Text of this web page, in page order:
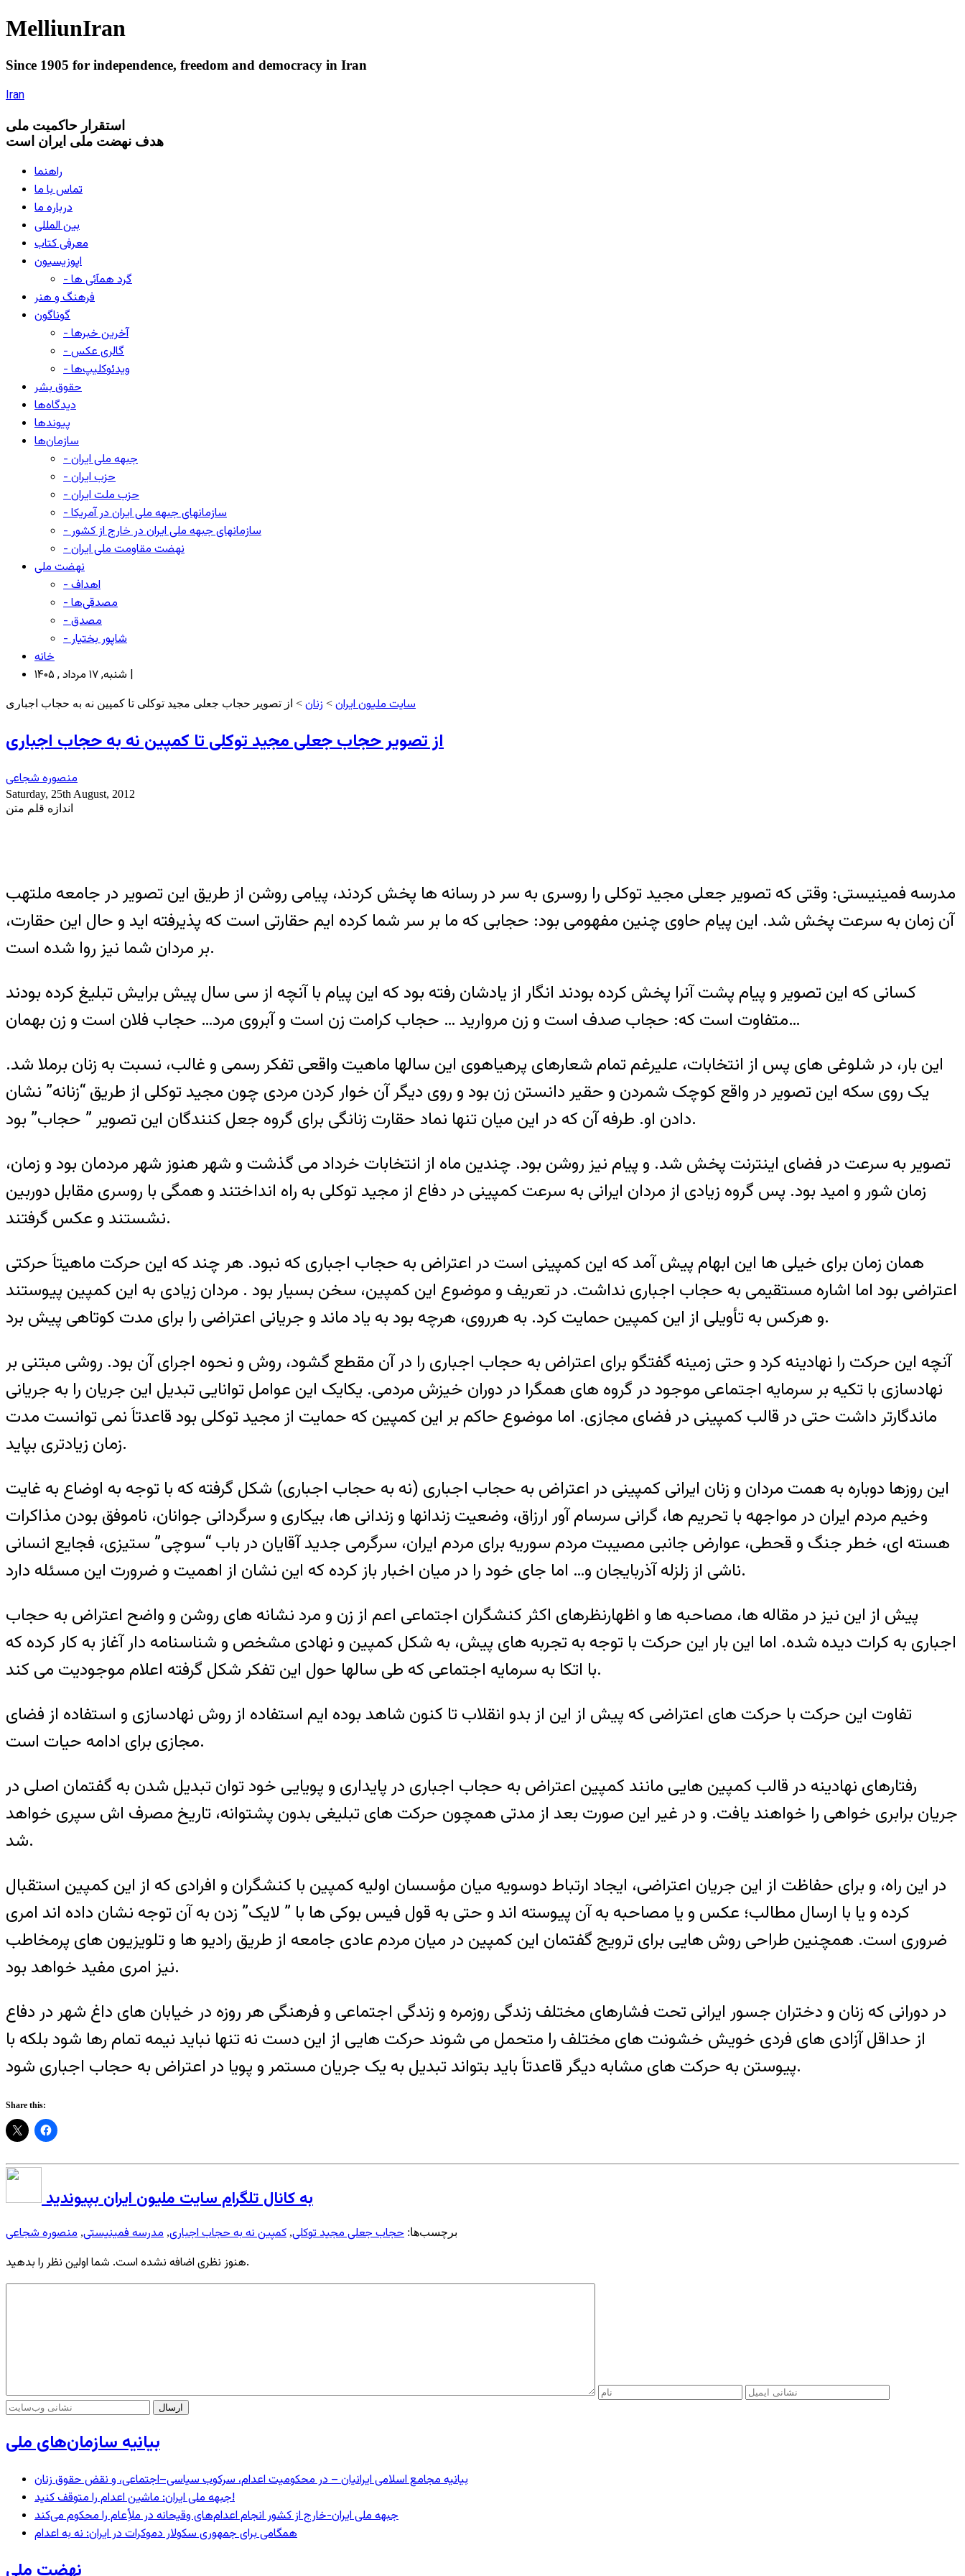
MelliunIran
Since 1905 for independence, freedom and democracy in Iran
Iran
استقرار حاکميت ملی
هدف نهضت ملی ایران است
راهنما
تماس با ما
درباره ما
بین المللی
معرفی کتاب
اپوزیسیون
- گرد همآئی ها
فرهنگ و هنر
گوناگون
- آخرین خبرها
- گالری عکس
- ویدئوکلیپ‌ها
حقوق بشر
دیدگاه‌ها
پیوندها
سازمان‌ها
- جبهه ملی ایران
- حزب ایران
- حزب ملت ایران
- سازمانهای جبهه ملی ایران در آمریکا
- سازمانهای جبهه ملی ایران در خارج از کشور
- نهضت مقاومت ملی ایران
نهضت ملی
- اهداف
- مصدقی‌ها
- مصدق
- شاپور بختیار
خانه
شنبه, ۱۷ مرداد , ۱۴۰۵ |
سایت ملیون ایران > زنان > از تصویر حجاب جعلی مجید توکلی تا کمپین نه به حجاب اجباری
از تصویر حجاب جعلی مجید توکلی تا کمپین نه به حجاب اجباری
منصوره شجاعی
Saturday, 25th August, 2012
اندازه قلم متن
مدرسه فمینیستی: وقتی که تصویر جعلی مجید توکلی را روسری به سر در رسانه ها پخش کردند، پیامی روشن از طریق این تصویر در جامعه ملتهب
آن زمان به سرعت پخش شد. این پیام حاوی چنین مفهومی بود: حجابی که ما بر سر شما کرده ایم حقارتی است که پذیرفته اید و حال این حقارت،
بر مردان شما نیز روا شده است.
کسانی که این تصویر و پیام پشت آنرا پخش کرده بودند انگار از یادشان رفته بود که این پیام با آنچه از سی سال پیش برایش تبلیغ کرده بودند
متفاوت است که: حجاب صدف است و زن مروارید … حجاب کرامت زن است و آبروی مرد… حجاب فلان است و زن بهمان…
این بار، در شلوغی های پس از انتخابات، علیرغم تمام شعارهای پرهیاهوی این سالها ماهیت واقعی تفکر رسمی و غالب، نسبت به زنان برملا شد.
یک روی سکه این تصویر در واقع کوچک شمردن و حقیر دانستن زن بود و روی دیگر آن خوار کردن مردی چون مجید توکلی از طریق “زنانه” نشان
دادن او. طرفه آن که در این میان تنها نماد حقارت زنانگی برای گروه جعل کنندگان این تصویر ” حجاب” بود.
تصویر به سرعت در فضای اینترنت پخش شد. و پیام نیز روشن بود. چندین ماه از انتخابات خرداد می گذشت و شهر هنوز شهر مردمان بود و زمان،
زمان شور و امید بود. پس گروه زیادی از مردان ایرانی به سرعت کمپینی در دفاع از مجید توکلی به راه انداختند و همگی با روسری مقابل دوربین
نشستند و عکس گرفتند.
همان زمان برای خیلی ها این ابهام پیش آمد که این کمپینی است در اعتراض به حجاب اجباری که نبود. هر چند که این حرکت ماهیتاَ حرکتی
اعتراضی بود اما اشاره مستقیمی به حجاب اجباری نداشت. در تعریف و موضوع این کمپین، سخن بسیار بود . مردان زیادی به این کمپین پیوستند
و هرکس به تأویلی از این کمپین حمایت کرد. به هرروی، هرچه بود به یاد ماند و جریانی اعتراضی را برای مدت کوتاهی پیش برد.
آنچه این حرکت را نهادینه کرد و حتی زمینه گفتگو برای اعتراض به حجاب اجباری را در آن مقطع گشود، روش و نحوه اجرای آن بود. روشی مبتنی بر
نهادسازی با تکیه بر سرمایه اجتماعی موجود در گروه های همگرا در دوران خیزش مردمی. یکایک این عوامل توانایی تبدیل این جریان را به جریانی
ماندگارتر داشت حتی در قالب کمپینی در فضای مجازی. اما موضوع حاکم بر این کمپین که حمایت از مجید توکلی بود قاعدتاَ نمی توانست مدت
زمان زیادتری بپاید.
این روزها دوباره به همت مردان و زنان ایرانی کمپینی در اعتراض به حجاب اجباری (نه به حجاب اجباری) شکل گرفته که با توجه به اوضاع به غایت
وخیم مردم ایران در مواجهه با تحریم ها، گرانی سرسام آور ارزاق، وضعیت زندانها و زندانی ها، بیکاری و سرگردانی جوانان، ناموفق بودن مذاکرات
هسته ای، خطر جنگ و قحطی، عوارض جانبی مصیبت مردم سوریه برای مردم ایران، سرگرمی جدید آقایان در باب “سوچی” ستیزی، فجایع انسانی
ناشی از زلزله آذربایجان و… اما جای خود را در میان اخبار باز کرده که این نشان از اهمیت و ضرورت این مسئله دارد.
پیش از این نیز در مقاله ها، مصاحبه ها و اظهارنظرهای اکثر کنشگران اجتماعی اعم از زن و مرد نشانه های روشن و واضح اعتراض به حجاب
اجباری به کرات دیده شده. اما این بار این حرکت با توجه به تجربه های پیش، به شکل کمپین و نهادی مشخص و شناسنامه دار آغاز به کار کرده که
با اتکا به سرمایه اجتماعی که طی سالها حول این تفکر شکل گرفته اعلام موجودیت می کند.
تفاوت این حرکت با حرکت های اعتراضی که پیش از این از بدو انقلاب تا کنون شاهد بوده ایم استفاده از روش نهادسازی و استفاده از فضای
مجازی برای ادامه حیات است.
رفتارهای نهادینه در قالب کمپین هایی مانند کمپین اعتراض به حجاب اجباری در پایداری و پویایی خود توان تبدیل شدن به گفتمان اصلی در
جریان برابری خواهی را خواهند یافت. و در غیر این صورت بعد از مدتی همچون حرکت های تبلیغی بدون پشتوانه، تاریخ مصرف اش سپری خواهد
شد.
در این راه، و برای حفاظت از این جریان اعتراضی، ایجاد ارتباط دوسویه میان مؤسسان اولیه کمپین با کنشگران و افرادی که از این کمپین استقبال
کرده و یا با ارسال مطالب؛ عکس و یا مصاحبه به آن پیوسته اند و حتی به قول فیس بوکی ها با ” لایک” زدن به آن توجه نشان داده اند امری
ضروری است. همچنین طراحی روش هایی برای ترویج گفتمان این کمپین در میان مردم عادی جامعه از طریق رادیو ها و تلویزیون های پرمخاطب
نیز امری مفید خواهد بود.
در دورانی که زنان و دختران جسور ایرانی تحت فشارهای مختلف زندگی روزمره و زندگی اجتماعی و فرهنگی هر روزه در خیابان های داغ شهر در دفاع
از حداقل آزادی های فردی خویش خشونت های مختلف را متحمل می شوند حرکت هایی از این دست نه تنها نباید نیمه تمام رها شود بلکه با
پیوستن به حرکت های مشابه دیگر قاعدتاَ باید بتواند تبدیل به یک جریان مستمر و پویا در اعتراض به حجاب اجباری شود.
Share this:
به کانال تلگرام سایت ملیون ایران بپیوندید
برچسب‌ها: حجاب جعلی مجید توکلی, کمپین نه به حجاب اجباری, مدرسه فمینیستی, منصوره شجاعی
هنوز نظری اضافه نشده است. شما اولین نظر را بدهید.
بیانیه سازمان‌های ملی
بیانیه مجامع اسلامی ایرانیان – در محکومیت اعدام، سرکوب سیاسی–اجتماعی، و نقض حقوق زنان
جبهه ملی ایران: ماشین اعدام را متوقف کنید!
جبهه ملی ایران-خارج از کشور انجام اعدام‌های وقیحانه در ملأِعام را محکوم می‌کند
همگامی برای جمهوری سکولار دموکرات در ایران: نه به اعدام